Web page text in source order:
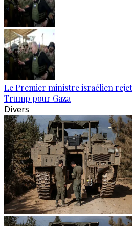
Le Premier ministre israélien
Trump pour Gaza
Divers